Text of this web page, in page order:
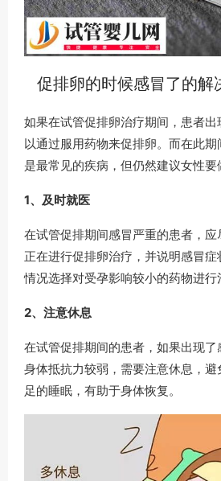
促排卵的时候感冒了的解
如果在试管促排卵治疗期间，患者
以通过服用药物来促排卵。而在此
是最常见的疾病，但仍然建议女性要
1、及时就医
在试管促排期间感冒严重的患者，
正在进行促排卵治疗，并说明感冒
情况选择对受孕影响较小的药物进行
2、注意休息
在试管促排期间的患者，如果出现
身体抵抗力较弱，需要注意休息，
足的睡眠，有助于身体恢复。